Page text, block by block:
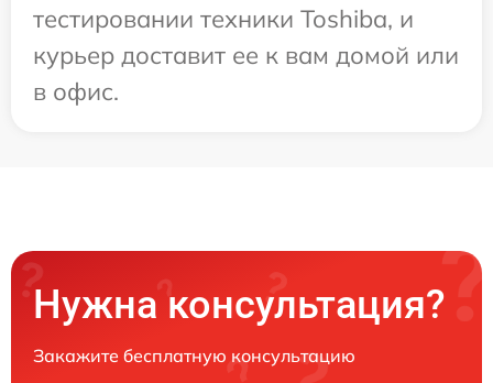
тестировании техники Toshiba, и
курьер доставит ее к вам домой или
в офис.
Нужна консультация?
Закажите бесплатную консультацию